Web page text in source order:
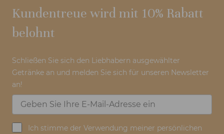
Kundentreue wird mit 10% Rabatt
belohnt
Schließen Sie sich den Liebhabern ausgewählter
Getränke an und melden Sie sich für unseren Newsletter
an!
Ich stimme der Verwendung meiner persönlichen